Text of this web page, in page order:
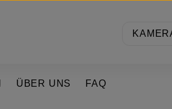
ÜBER UNS FAQ